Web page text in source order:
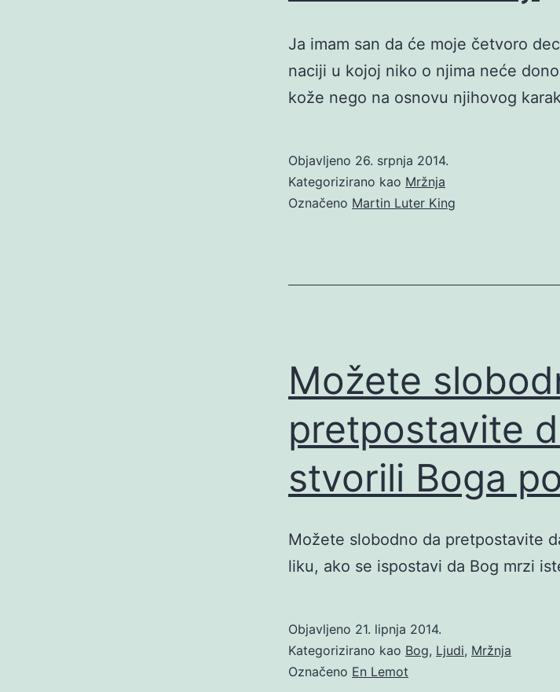
Ja imam san da će moje četvoro
naciji u kojoj niko o njima neće
kože nego na osnovu njihovog
Objavljeno 26. srpnja 2014.
Kategorizirano kao Mržnja
Označeno Martin Luter King
Možete
pretpostavite
stvorili Boga
Možete slobodno da pretpostavite
liku, ako se ispostavi da Bog mrzi
Objavljeno 21. lipnja 2014.
Kategorizirano kao Bog, Ljudi, Mržnja
Označeno En Lemot